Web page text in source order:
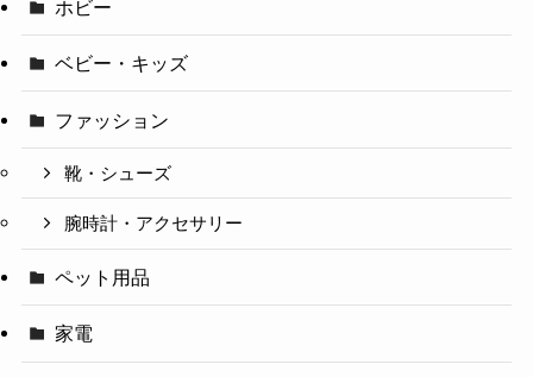
ホビー
ベビー・キッズ
ファッション
靴・シューズ
腕時計・アクセサリー
ペット用品
家電